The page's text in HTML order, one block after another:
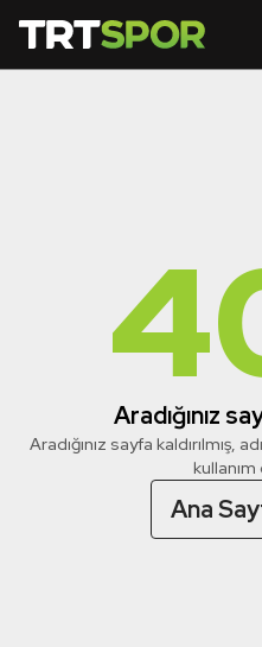
Aradığınız
Aradığınız sayfa kaldırılmış,
kullanım
Ana